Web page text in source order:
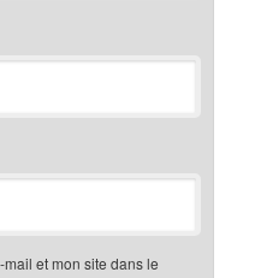
et mon site dans le